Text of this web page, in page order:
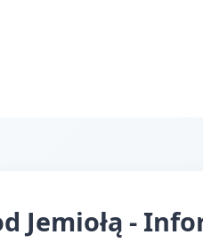
Jemiołą -